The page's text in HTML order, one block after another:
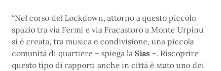
“Nel corso del Lockdown, attorno a questo piccolo
spazio tra via Fermi e via Fracastoro a Monte Urpinu
si è creata, tra musica e condivisione, una piccola
comunità di quartiere – spiega la Sias –. Riscoprire
questo tipo di rapporti anche in città è stato uno dei